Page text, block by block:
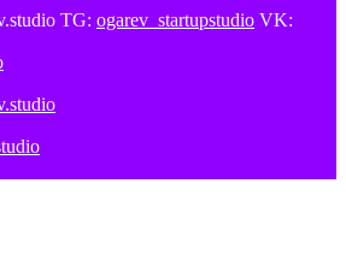
TG: ogarev_startupstudio VK: